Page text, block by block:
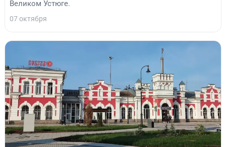
Великом Устюге.
07 октября